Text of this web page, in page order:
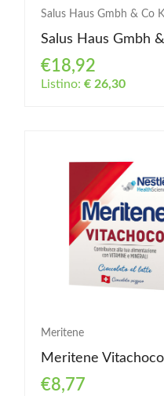
Salus Haus Gmbh & Co
Salus Haus Gmbh
€18,92
Listino: € 26,30
Meritene
Meritene
€8,77